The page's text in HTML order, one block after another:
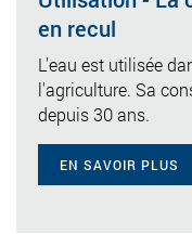
en recul
L'eau est utilisée
l'agriculture. Sa
depuis 30 ans.
EN SAVOIR PLUS